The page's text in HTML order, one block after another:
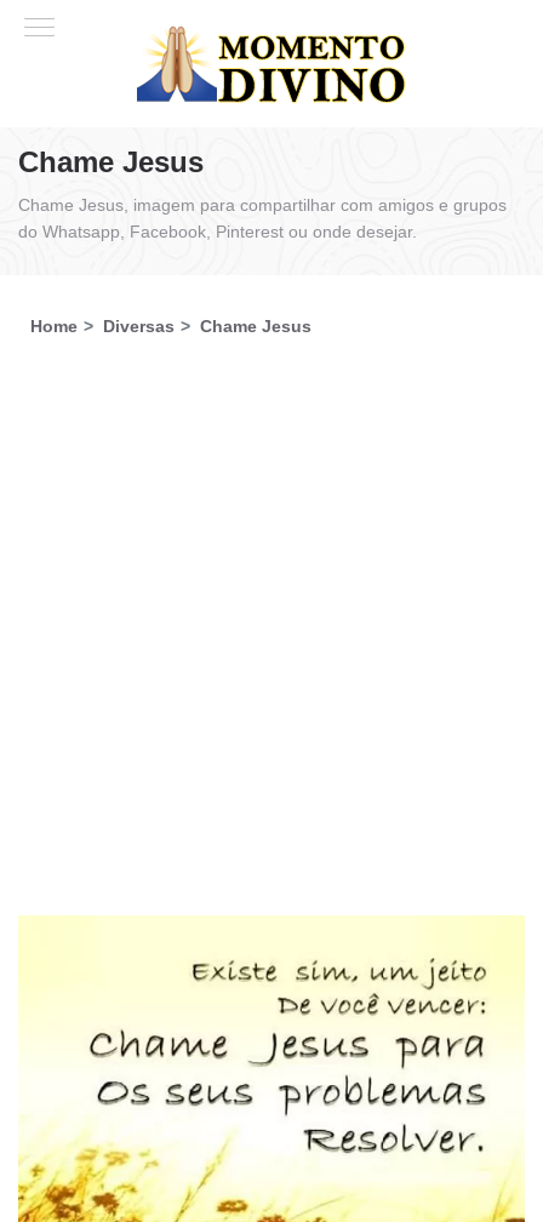
Chame Jesus
Chame Jesus, imagem para compartilhar com amigos e grupos
do Whatsapp, Facebook, Pinterest ou onde desejar.
Home Diversas Chame Jesus